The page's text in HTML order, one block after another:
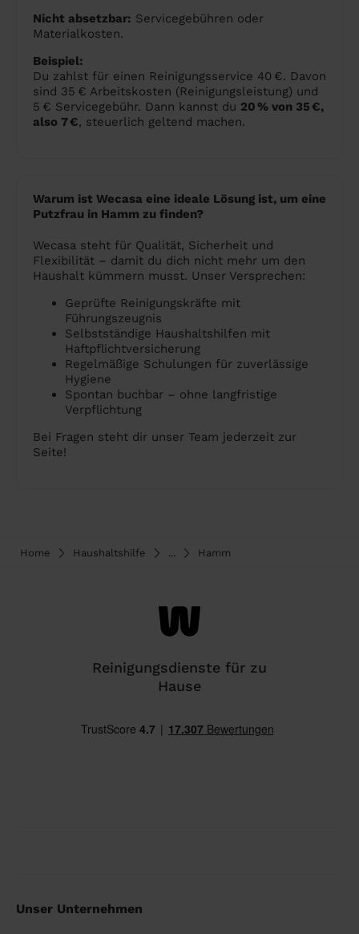
Nicht absetzbar: Servicegebühren oder
Materialkosten.
Beispiel:
Du zahlst für einen Reinigungsservice 40 €. Davon
sind 35 € Arbeitskosten (Reinigungsleistung) und
5 € Servicegebühr. Dann kannst du 20 % von 35 €,
also 7 €, steuerlich geltend machen.
Warum ist Wecasa eine ideale Lösung ist, um eine
Putzfrau in Hamm zu finden?
Wecasa steht für Qualität, Sicherheit und
Flexibilität – damit du dich nicht mehr um den
Haushalt kümmern musst. Unser Versprechen:
Geprüfte Reinigungskräfte mit
Führungszeugnis
Selbstständige Haushaltshilfen mit
Haftpflichtversicherung
Regelmäßige Schulungen für zuverlässige
Hygiene
Spontan buchbar – ohne langfristige
Verpflichtung
Bei Fragen steht dir unser Team jederzeit zur
Seite!
Home Haushaltshilfe ... Hamm
Reinigungsdienste für zu
Hause
Unser Unternehmen